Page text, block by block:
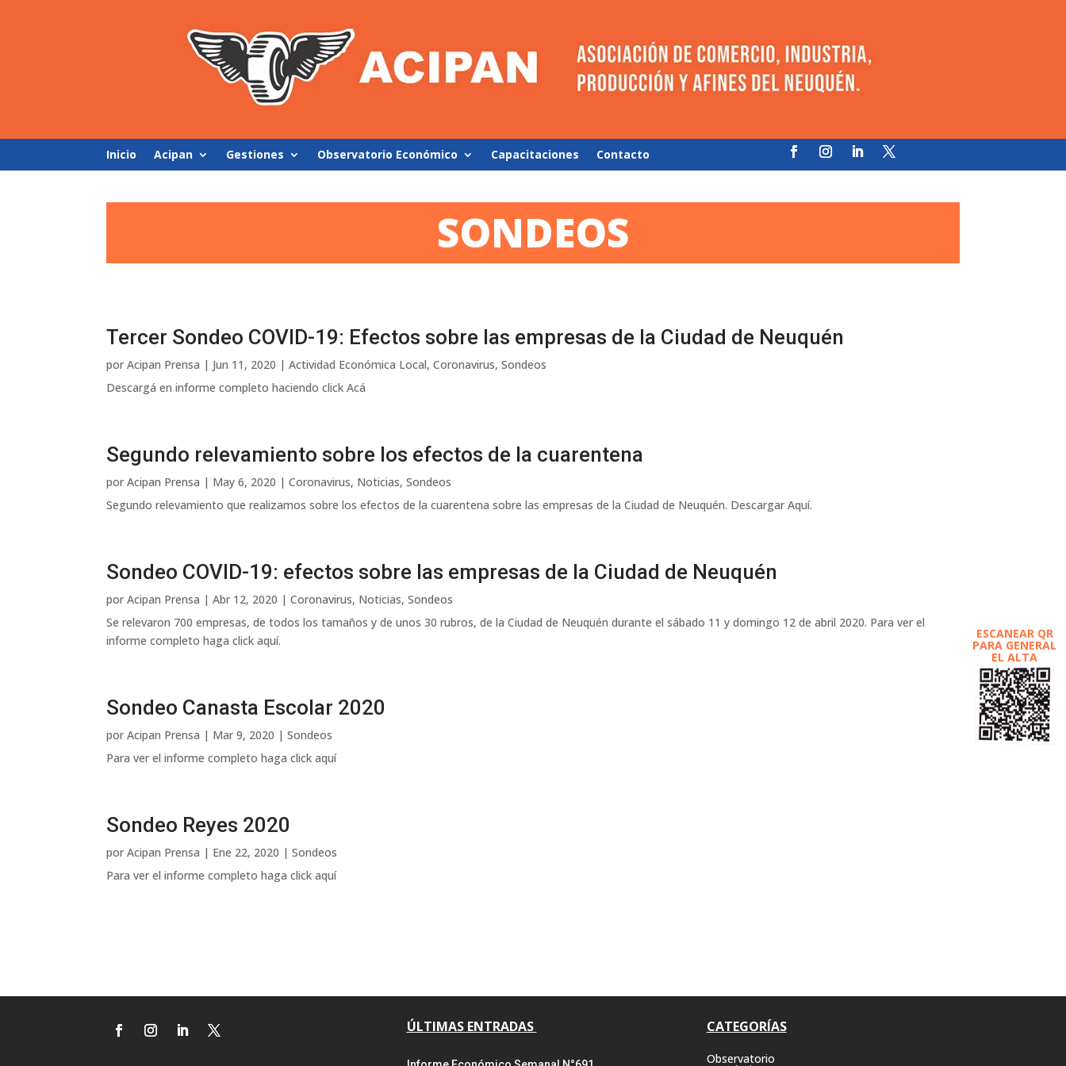
Inicio Acipan Gestiones Observatorio Económico Capacitaciones Contacto
ESCANEAR QR
PARA GENERAL
EL ALTA
SONDEOS
Tercer Sondeo COVID-19: Efectos sobre las empresas de la Ciudad de Neuquén
porAcipan Prensa | Jun 11, 2020 |Actividad Económica Local,Coronavirus,Sondeos
Descargá en informe completo haciendo click Acá
Segundo relevamiento sobre los efectos de la cuarentena
porAcipan Prensa | May 6, 2020 |Coronavirus, Noticias,Sondeos
Segundo relevamiento que realizamos sobre los efectos de la cuarentena sobre las empresas de la Ciudad de Neuquén. Descargar Aquí.
Sondeo COVID-19: efectos sobre las empresas de la Ciudad de Neuquén
porAcipan Prensa |Abr 12, 2020 |Coronavirus, Noticias,Sondeos
Se relevaron 700 empresas, de todos los tamaños y de unos 30 rubros, de la Ciudad de Neuquén durante el sábado 11 y domingo 12 de abril 2020. Para ver el
informe completo haga click aquí.
Sondeo Canasta Escolar 2020
porAcipan Prensa | Mar 9, 2020 |Sondeos
Para ver el informe completo haga click aquí
Sondeo Reyes 2020
porAcipan Prensa | Ene 22, 2020 |Sondeos
Para ver el informe completo haga click aquí
ÚLTIMAS ENTRADAS CATEGORÍAS
Observatorio